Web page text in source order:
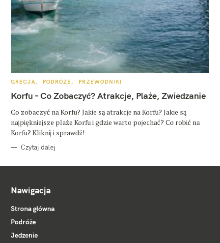
K
T
E
O
R
I
GRECJA PODRÓŻE PRZEWODNIKI
Korfu – Co Zobaczyć? Atrakcje, Plaże, Zwiedzanie
Co zobaczyć na Korfu? Jakie są atrakcje na Korfu? Jakie są
najpiękniejsze plaże Korfu i gdzie warto pojechać? Co robić na
Korfu? Kliknij i sprawdź!
Czytaj dalej
Nawigacja
Strona główna
Podróże
Jedzenie